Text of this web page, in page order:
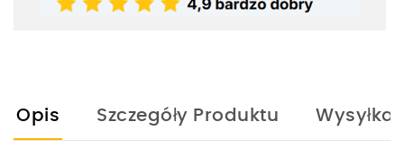
Opis Szczegóły Produktu Wysyłka